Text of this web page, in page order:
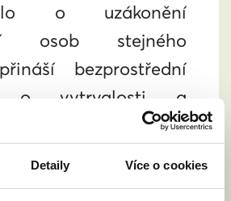
Detaily Více o cookies
o uzákonění
osob stejného
bezprostřední
o vytrvalosti a
jenž je pro Českou